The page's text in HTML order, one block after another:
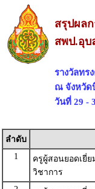
สรุปผล
สพป.อุบ
รางวัลทร
ณ จังหวัด
วันที่ 29 -
ลำดับ
1
ครูผู้สอนยอดเยี่
วิชาการ